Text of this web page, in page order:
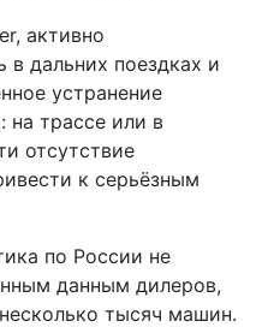
активно
дальних поездках и
устранение
на трассе или в
отсутствие
к серьёзным
по России не
данным дилеров,
тысяч машин.